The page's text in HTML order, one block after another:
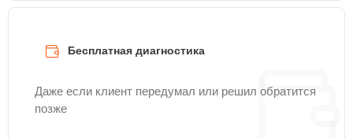
Бесплатная диагностика
Даже если клиент передумал или решил обратится
позже